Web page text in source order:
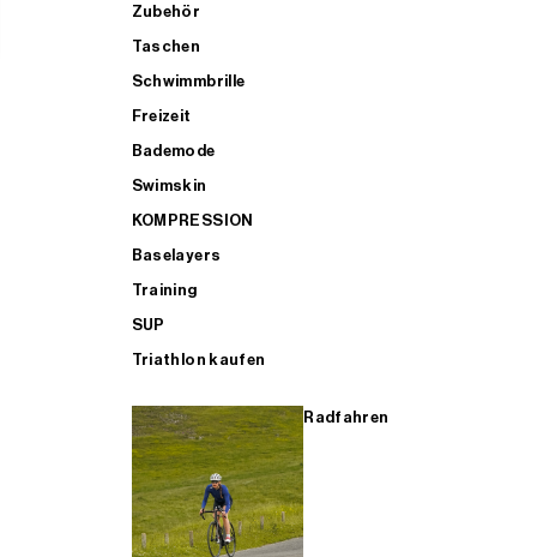
Zubehör
Taschen
Schwimmbrille
Freizeit
Bademode
Swimskin
KOMPRESSION
Baselayers
Training
SUP
Triathlon kaufen
Radfahren